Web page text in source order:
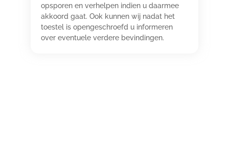
opsporen en verhelpen indien u daarmee
akkoord gaat. Ook kunnen wij nadat het
toestel is opengeschroefd u informeren
over eventuele verdere bevindingen.